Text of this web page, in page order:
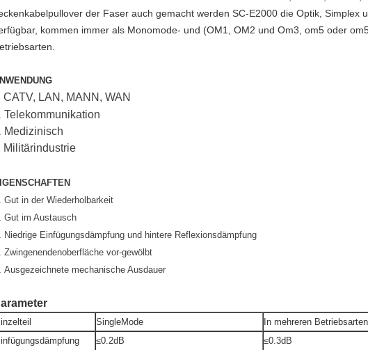
der Faser auch gemacht werden SC-E2000 die Optik, Simplex
kommen immer als Monomode- und (OM1, OM2 und Om3, om5 oder
CATV, LAN, MANN, WAN
Telekommunikation
Medizinisch
Militärindustrie
Gut in der Wiederholbarkeit
Gut im Austausch
Niedrige Einfügungsdämpfung und hintere Reflexionsdämpfung
Zwingenendenoberfläche vor-gewölbt
Ausgezeichnete mechanische Ausdauer
SingleMode
In mehreren Betriebsarten
≤0.2dB
≤0.3dB